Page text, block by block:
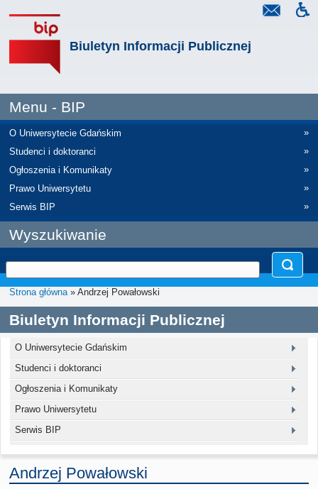
Biuletyn Informacji Publicznej
Menu - BIP
O Uniwersytecie Gdańskim
»
Studenci i doktoranci
»
Ogłoszenia i Komunikaty
»
Prawo Uniwersytetu
»
Serwis BIP
»
Wyszukiwanie
Strona główna» Andrzej Powałowski
Biuletyn Informacji Publicznej
O Uniwersytecie Gdańskim
Studenci i doktoranci
Ogłoszenia i Komunikaty
Prawo Uniwersytetu
Serwis BIP
Andrzej Powałowski